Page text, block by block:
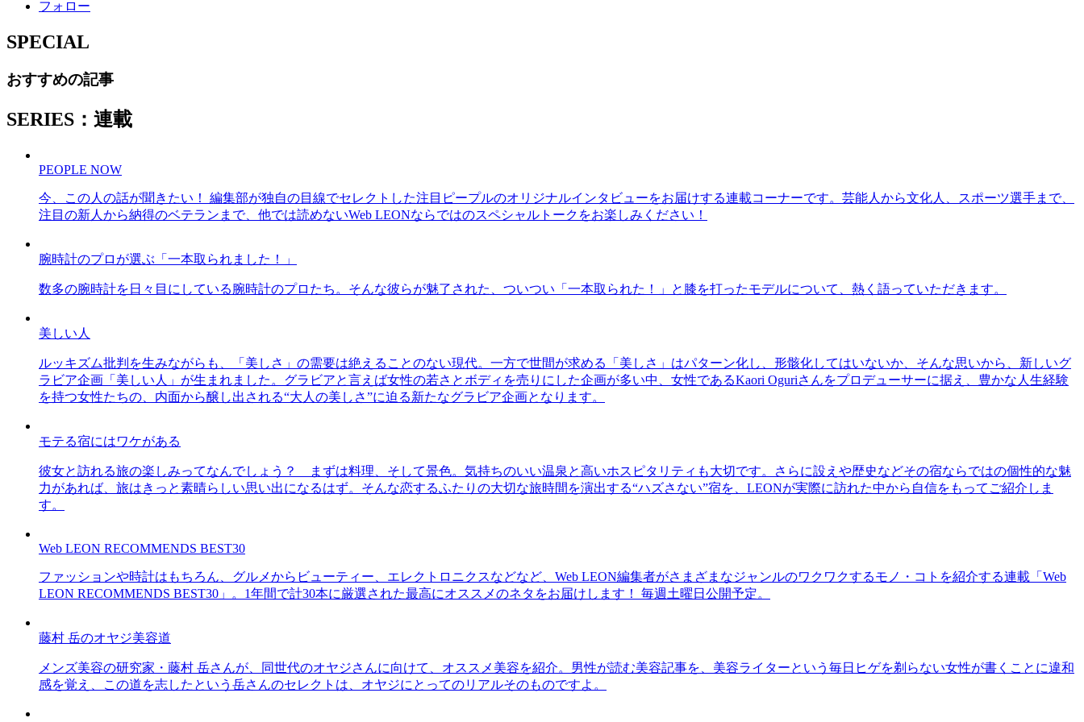
フォロー
SPECIAL
おすすめの記事
SERIES：連載
PEOPLE NOW
今、この人の話が聞きたい！ 編集部が独自の目線でセレクトした注目ピープルのオリジナルインタビューをお届けする連載コーナーです。芸能人から文化人、スポーツ選手まで、
注目の新人から納得のベテランまで、他では読めないWeb LEONならではのスペシャルトークをお楽しみください！
腕時計のプロが選ぶ「一本取られました！」
数多の腕時計を日々目にしている腕時計のプロたち。そんな彼らが魅了された、ついつい「一本取られた！」と膝を打ったモデルについて、熱く語っていただきます。
美しい人
ルッキズム批判を生みながらも、「美しさ」の需要は絶えることのない現代。一方で世間が求める「美しさ」はパターン化し、形骸化してはいないか、そんな思いから、新しいグ
ラビア企画「美しい人」が生まれました。グラビアと言えば女性の若さとボディを売りにした企画が多い中、女性であるKaori Oguriさんをプロデューサーに据え、豊かな人生経験
を持つ女性たちの、内面から醸し出される“大人の美しさ”に迫る新たなグラビア企画となります。
モテる宿にはワケがある
彼女と訪れる旅の楽しみってなんでしょう？ まずは料理、そして景色。気持ちのいい温泉と高いホスピタリティも大切です。さらに設えや歴史などその宿ならではの個性的な魅
力があれば、旅はきっと素晴らしい思い出になるはず。そんな恋するふたりの大切な旅時間を演出する“ハズさない”宿を、LEONが実際に訪れた中から自信をもってご紹介しま
す。
Web LEON RECOMMENDS BEST30
ファッションや時計はもちろん、グルメからビューティー、エレクトロニクスなどなど、Web LEON編集者がさまざまなジャンルのワクワクするモノ・コトを紹介する連載「Web
LEON RECOMMENDS BEST30」。1年間で計30本に厳選された最高にオススメのネタをお届けします！ 毎週土曜日公開予定。
藤村 岳のオヤジ美容道
メンズ美容の研究家・藤村 岳さんが、同世代のオヤジさんに向けて、オススメ美容を紹介。男性が読む美容記事を、美容ライターという毎日ヒゲを剃らない女性が書くことに違和
感を覚え、この道を志したという岳さんのセレクトは、オヤジにとってのリアルそのものですよ。